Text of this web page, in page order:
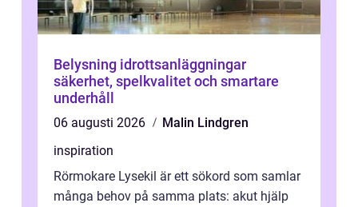
Belysning idrottsanläggningar
säkerhet, spelkvalitet och smartare
underhåll
06 augusti 2026
Malin Lindgren
inspiration
Rörmokare Lysekil är ett sökord som samlar
många behov på samma plats: akut hjälp